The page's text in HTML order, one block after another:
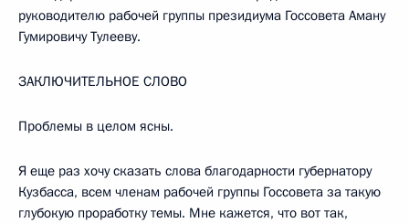
руководителю рабочей группы президиума Госсовета Аману
Гумировичу Тулееву.
ЗАКЛЮЧИТЕЛЬНОЕ СЛОВО
Проблемы в целом ясны.
Я еще раз хочу сказать слова благодарности губернатору
Кузбасса, всем членам рабочей группы Госсовета за такую
глубокую проработку темы. Мне кажется, что вот так,